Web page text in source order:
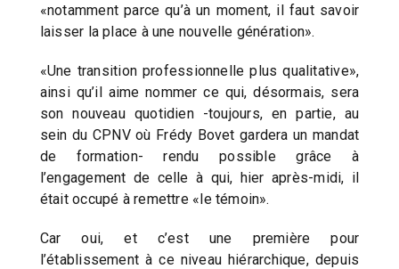
«notamment parce qu’à un moment, il faut savoir
laisser la place à une nouvelle génération».
«Une transition professionnelle plus qualitative»,
ainsi qu’il aime nommer ce qui, désormais, sera
son nouveau quotidien -toujours, en partie, au
sein du CPNV où Frédy Bovet gardera un mandat
de formation- rendu possible grâce à
l’engagement de celle à qui, hier après-midi, il
était occupé à remettre «le témoin».
Car oui, et c’est une première pour
l’établissement à ce niveau hiérarchique, depuis